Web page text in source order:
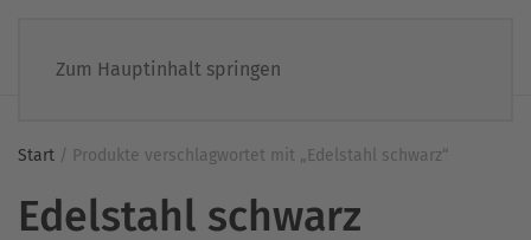
Zum Hauptinhalt springen
Start / Produkte verschlagwortet mit „Edelstahl schwarz“
Edelstahl schwarz